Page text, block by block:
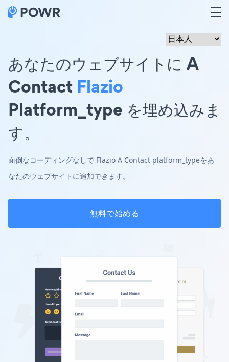
あなたのウェブサイトに A
Contact Flazio
Platform_type を埋め込みま
す。
面倒なコーディングなしで Flazio A Contact platform_typeをあ
なたのウェブサイトに追加できます。
無料で始める